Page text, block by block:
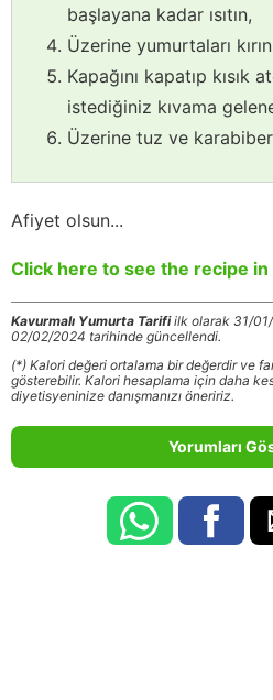
başlayana kadar ısıtın,
Üzerine yumurtaları
Kapağını kapatıp kısık
istediğiniz kıvama
Üzerine tuz ve
Afiyet olsun...
Click here to see the recipe in
Kavurmalı Yumurta Tarifiilk olarak 31/01/
02/02/2024 tarihinde güncellendi.
(*) Kalori değeri ortalama bir değerdir ve
gösterebilir. Kalori hesaplama için daha
diyetisyeninize danışmanızı öneririz.
Yorumları